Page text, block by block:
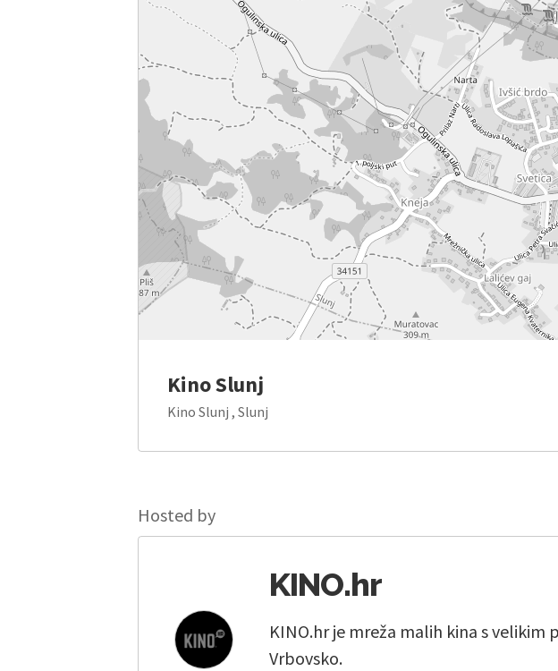
Kino Slunj
Kino Slunj , Slunj
Hosted by
KINO.hr
KINO.hr je mreža malih kina s velikim
Vrbovsko.